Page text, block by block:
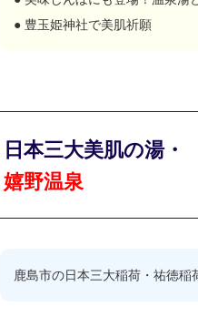
● 豊玉姫神社で美肌祈願
日本三大美肌の湯・
嬉野温泉
鹿島市の日本三大稲荷・祐徳稲